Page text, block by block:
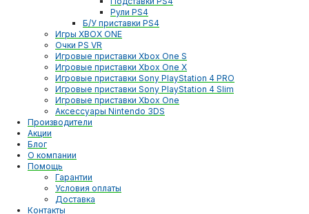
Рули PS4
Б/У приставки PS4
Игры XBOX ONE
Очки PS VR
Игровые приставки Xbox One S
Игровые приставки Xbox One X
Игровые приставки Sony PlayStation 4 PRO
Игровые приставки Sony PlayStation 4 Slim
Игровые приставки Xbox One
Аксессуары Nintendo 3DS
Производители
Акции
Блог
О компании
Помощь
Гарантии
Условия оплаты
Доставка
Контакты